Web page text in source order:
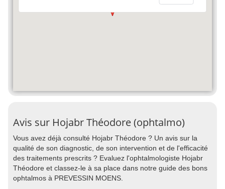
Avis sur Hojabr Théodore (ophtalmo)
Vous avez déjà consulté Hojabr Théodore ? Un avis sur la
qualité de son diagnostic, de son intervention et de l'efficacité
des traitements prescrits ? Evaluez l'ophtalmologiste Hojabr
Théodore et classez-le à sa place dans notre guide des bons
ophtalmos à PREVESSIN MOENS.